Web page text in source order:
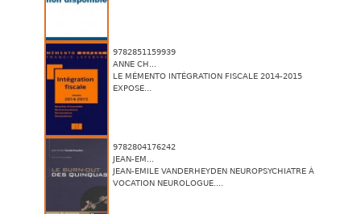
9782851159939
ANNE CH...
LE MÉMENTO INTÉGRATION FISCALE 2014-2015
EXPOSE...
9782804176242
JEAN-EM...
JEAN-EMILE VANDERHEYDEN NEUROPSYCHIATRE À
VOCATION NEUROLOGUE....